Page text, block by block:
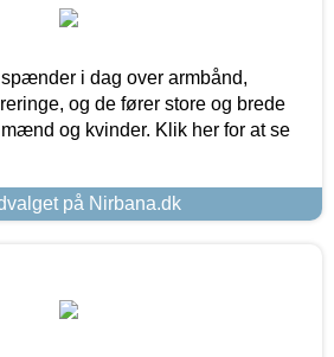
i dag over armbånd,
og de fører store og brede
og kvinder. Klik her for at se
på Nirbana.dk